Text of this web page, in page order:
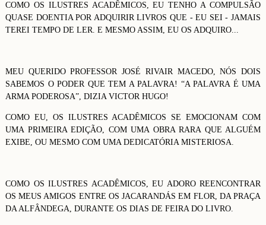
COMO OS ILUSTRES ACADÊMICOS, EU TENHO A COMPULSÃO
QUASE DOENTIA POR ADQUIRIR LIVROS QUE - EU SEI - JAMAIS
TEREI TEMPO DE LER. E MESMO ASSIM, EU OS ADQUIRO...
MEU QUERIDO PROFESSOR JOSÉ RIVAIR MACEDO, NÓS DOIS
SABEMOS O PODER QUE TEM A PALAVRA! “A PALAVRA É UMA
ARMA PODEROSA”, DIZIA VICTOR HUGO!
COMO EU, OS ILUSTRES ACADÊMICOS SE EMOCIONAM COM
UMA PRIMEIRA EDIÇÃO, COM UMA OBRA RARA QUE ALGUÉM
EXIBE, OU MESMO COM UMA DEDICATÓRIA MISTERIOSA.
COMO OS ILUSTRES ACADÊMICOS, EU ADORO REENCONTRAR
OS MEUS AMIGOS ENTRE OS JACARANDÁS EM FLOR, DA PRAÇA
DA ALFÂNDEGA, DURANTE OS DIAS DE FEIRA DO LIVRO.